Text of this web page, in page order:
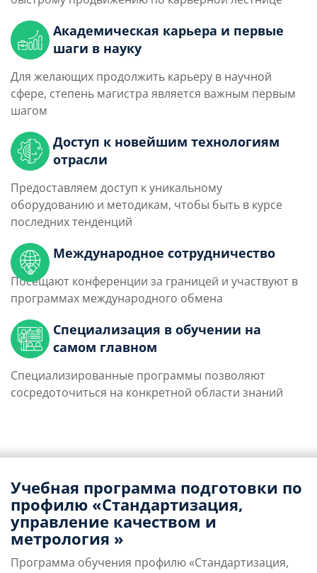
Академическая карьера и первые
шаги в науку
Для желающих продолжить карьеру в научной
сфере, степень магистра является важным первым
шагом
Доступ к новейшим технологиям
отрасли
Предоставляем доступ к уникальному
оборудованию и методикам, чтобы быть в курсе
последних тенденций
Международное сотрудничество
Посещают конференции за границей и участвуют в
программах международного обмена
Специализация в обучении на
самом главном
Специализированные программы позволяют
сосредоточиться на конкретной области знаний
Учебная программа подготовки по
профилю «Стандартизация,
управление качеством и
метрология »
Программа обучения профилю «Стандартизация,